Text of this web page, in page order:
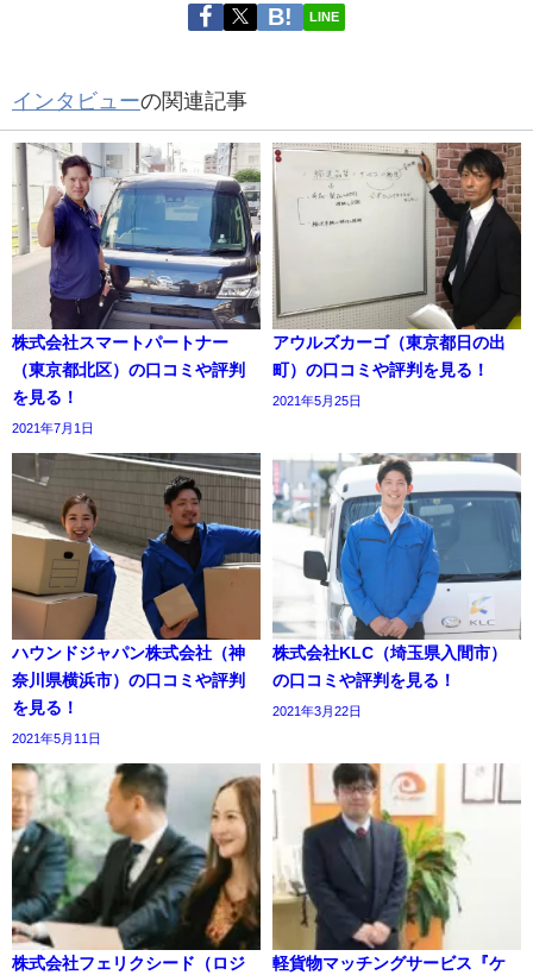
LINE
インタビューの関連記事
株式会社スマートパートナー
（東京都北区）の口コミや評判
を見る！
2021年7月1日
アウルズカーゴ（東京都日の出
町）の口コミや評判を見る！
2021年5月25日
ハウンドジャパン株式会社（神
奈川県横浜市）の口コミや評判
を見る！
2021年5月11日
株式会社KLC（埼玉県入間市）
の口コミや評判を見る！
2021年3月22日
株式会社フェリクシード（ロジ
軽貨物マッチングサービス『ケ